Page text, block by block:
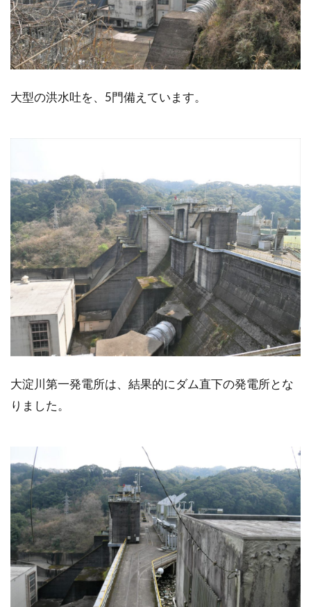
大型の洪水吐を、5門備えています。
大淀川第一発電所は、結果的にダム直下の発電所とな
りました。